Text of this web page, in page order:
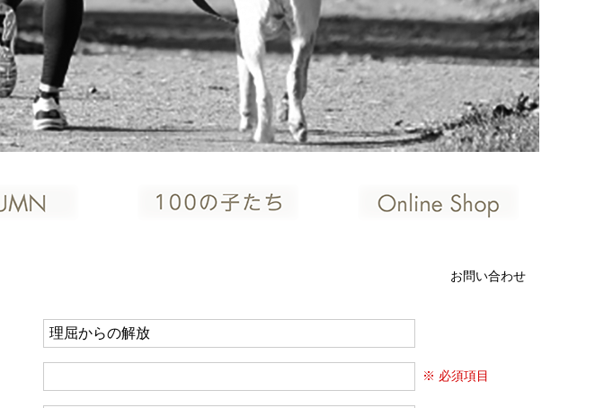
お問い合わせ
※ 必須項目